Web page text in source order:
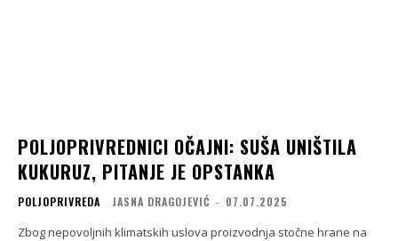
POLJOPRIVREDNICI OČAJNI: SUŠA UNIŠTILA
KUKURUZ, PITANJE JE OPSTANKA
POLJOPRIVREDA JASNA DRAGOJEVIĆ - 07.07.2025
Zbog nepovoljnih klimatskih uslova proizvodnja stočne hrane na